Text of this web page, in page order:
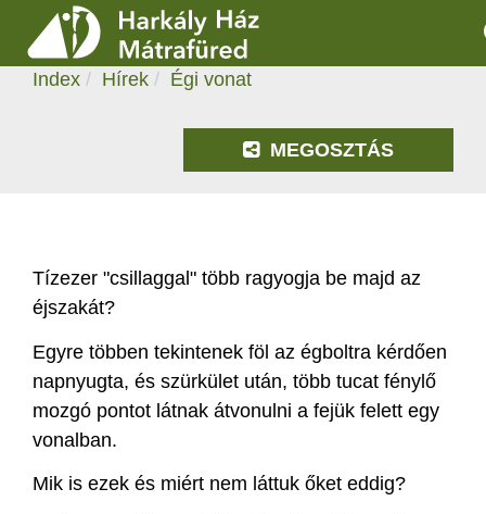
SZOLGÁLTATÁSOK
ÁRAK, NYITVATARTÁS
ÉGI VONAT
2020.04.22. 19:17
Index Hírek Égi vonat
MEGOSZTÁS
Tízezer "csillaggal" több ragyogja be majd az
éjszakát?
Egyre többen tekintenek föl az égboltra kérdően
napnyugta, és szürkület után, több tucat fénylő
mozgó pontot látnak átvonulni a fejük felett egy
vonalban.
Mik is ezek és miért nem láttuk őket eddig?